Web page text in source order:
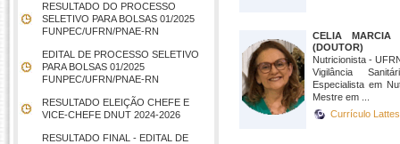
RESULTADO DO PROCESSO
SELETIVO PARA BOLSAS 01/2025 
FUNPEC/UFRN/PNAE-RN
EDITAL DE PROCESSO SELETIVO
PARA BOLSAS 01/2025 
FUNPEC/UFRN/PNAE-RN
RESULTADO ELEIÇÃO CHEFE E
VICE-CHEFE DNUT 2024-2026
RESULTADO FINAL - EDITAL DE
CELIA MARCIA
(DOUTOR)
Nutricionista -
Vigilância
Especialista em
Mestre em ...
Currículo